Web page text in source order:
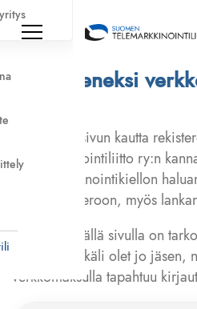
Liity jäseneksi
Voit tämän sivun kautta
Telemarkkinointiliitto ry:n
suoramarkkinointikiellon
puhelinnumeroon, myös
Liittyminen tällä sivulla on
jäsenille. Mikäli olet jo jäsen,
verkkomaksulla tapahtuu